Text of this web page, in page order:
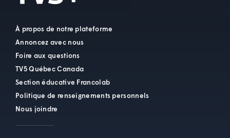
À propos de notre plateforme
Annoncez avec nous
Foire aux questions
TV5 Québec Canada
Section éducative Francolab
Politique de renseignements personnels
Nous joindre